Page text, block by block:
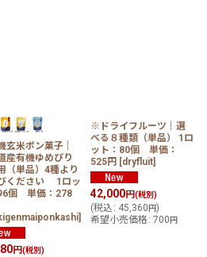
玄米ポン菓子｜
産有機ゆめぴり
（単品）4種より
ください 1ロッ
個 単価：278
]
円(税別)
※ドライフルーツ｜選
べる８種類（単品） 1ロ
ット：80個 単価：
525円 [dryfluit]
42,000円(税別)
(税込 : 45,360円)
希望小売価格 : 700円